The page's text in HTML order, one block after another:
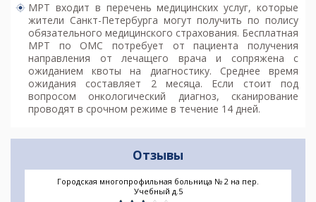
МРТ входит в перечень медицинских услуг, которые
жители Санкт-Петербурга могут получить по полису
обязательного медицинского страхования. Бесплатная
МРТ по ОМС потребует от пациента получения
направления от лечащего врача и сопряжена с
ожиданием квоты на диагностику. Среднее время
ожидания составляет 2 месяца. Если стоит под
вопросом онкологический диагноз, сканирование
проводят в срочном режиме в течение 14 дней.
Отзывы
Городская многопрофильная больница № 2 на пер.
Учебный д.5